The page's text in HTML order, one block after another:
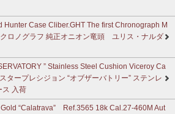
Case Cliber.GHT The first Chronograph M
ロノグラフ 純正オニオン竜頭 ユリス・ナルダ
” Stainless Steel Cushion Viceroy Ca
タープレシジョン “オブザーバトリー” ステンレ
ス 入荷
“Calatrava” Ref.3565 18k Cal.27-460M Aut